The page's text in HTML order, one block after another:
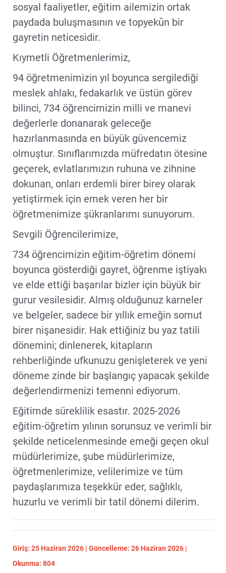
sosyal faaliyetler, eğitim ailemizin ortak
paydada buluşmasının ve topyekûn bir
gayretin neticesidir.
Kıymetli Öğretmenlerimiz,
94 öğretmenimizin yıl boyunca sergilediği
meslek ahlakı, fedakarlık ve üstün görev
bilinci, 734 öğrencimizin milli ve manevi
değerlerle donanarak geleceğe
hazırlanmasında en büyük güvencemiz
olmuştur. Sınıflarımızda müfredatın ötesine
geçerek, evlatlarımızın ruhuna ve zihnine
dokunan, onları erdemli birer birey olarak
yetiştirmek için emek veren her bir
öğretmenimize şükranlarımı sunuyorum.
Sevgili Öğrencilerimize,
734 öğrencimizin eğitim-öğretim dönemi
boyunca gösterdiği gayret, öğrenme iştiyakı
ve elde ettiği başarılar bizler için büyük bir
gurur vesilesidir. Almış olduğunuz karneler
ve belgeler, sadece bir yıllık emeğin somut
birer nişanesidir. Hak ettiğiniz bu yaz tatili
dönemini; dinlenerek, kitapların
rehberliğinde ufkunuzu genişleterek ve yeni
döneme zinde bir başlangıç yapacak şekilde
değerlendirmenizi temenni ediyorum.
Eğitimde süreklilik esastır. 2025-2026
eğitim-öğretim yılının sorunsuz ve verimli bir
şekilde neticelenmesinde emeği geçen okul
müdürlerimize, şube müdürlerimize,
öğretmenlerimize, velilerimize ve tüm
paydaşlarımıza teşekkür eder, sağlıklı,
huzurlu ve verimli bir tatil dönemi dilerim.
Giriş: 25 Haziran 2026 | Güncelleme: 26 Haziran 2026 |
Okunma: 804